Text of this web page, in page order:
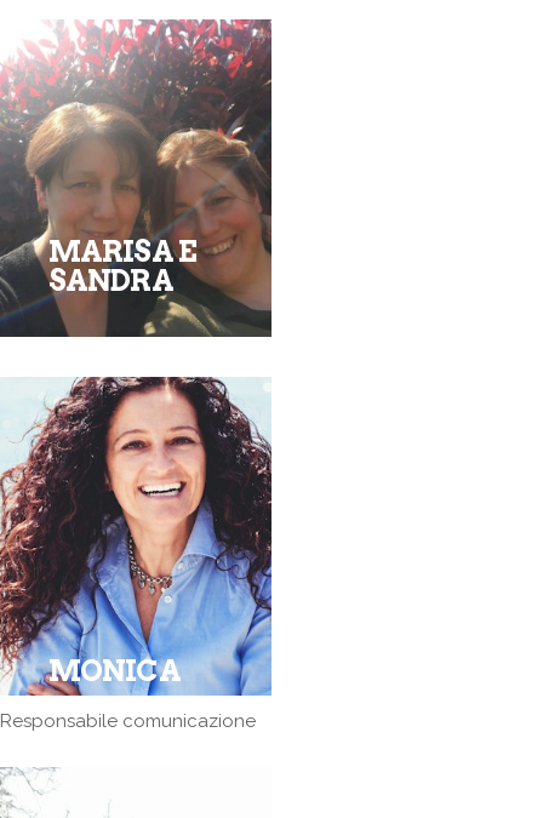
MARISA E
SANDRA
MONICA
Responsabile comunicazione